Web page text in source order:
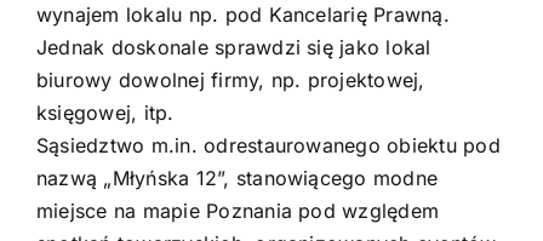
wynajem lokalu np. pod Kancelarię Prawną.
Jednak doskonale sprawdzi się jako lokal
biurowy dowolnej firmy, np. projektowej,
księgowej, itp.
Sąsiedztwo m.in. odrestaurowanego obiektu pod
nazwą „Młyńska 12”, stanowiącego modne
miejsce na mapie Poznania pod względem